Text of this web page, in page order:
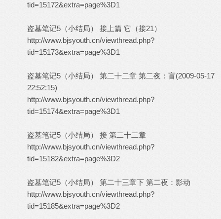
tid=15172&extra=page%3D1
盗墓笔记5（小结局） 接上篇 它（接21）
http://www.bjsyouth.cn/viewthread.php?
tid=15173&extra=page%3D1
盗墓笔记5（小结局） 第二十二章 第二夜：盲(2009-05-17
22:52:15)
http://www.bjsyouth.cn/viewthread.php?
tid=15174&extra=page%3D1
盗墓笔记5（小结局） 接 第二十二章
http://www.bjsyouth.cn/viewthread.php?
tid=15182&extra=page%3D2
盗墓笔记5（小结局） 第二十三章下 第二夜：影动
http://www.bjsyouth.cn/viewthread.php?
tid=15185&extra=page%3D2